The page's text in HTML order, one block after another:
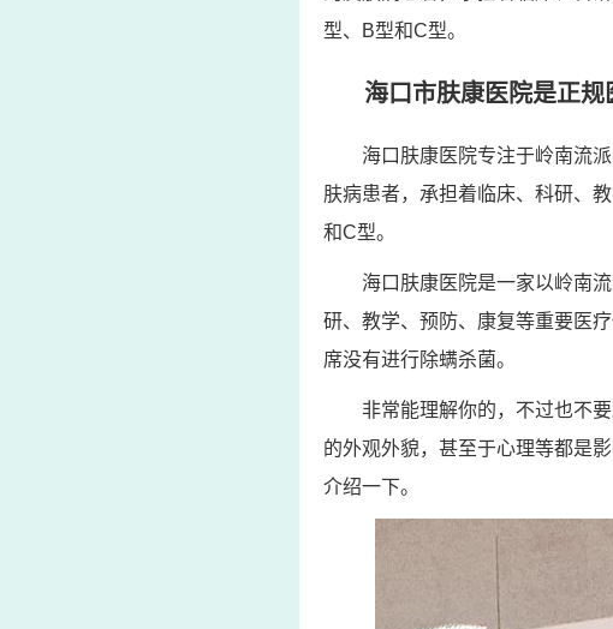
型、B型和C型。
海口市肤康医院是正
海口肤康医院专注于岭南流
肤病患者，承担着临床、科研、
和C型。
海口肤康医院是一家以岭南
研、教学、预防、康复等重要医
席没有进行除螨杀菌。
非常能理解你的，不过也不
的外观外貌，甚至于心理等都是
介绍一下。